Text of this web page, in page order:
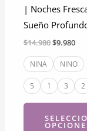
| Noches
Sueño
$14.980El
original
era:
$14.980.
$9.980El
es:
NINA NINO
5 1 3 2